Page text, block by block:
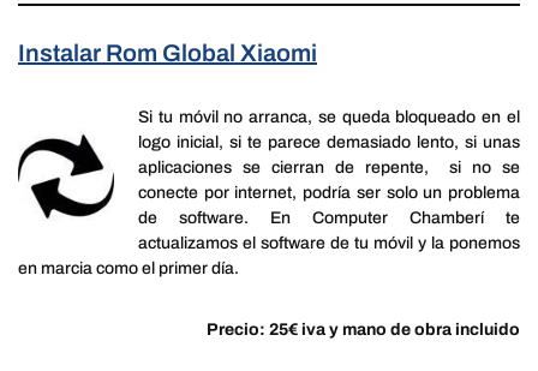
Instalar Rom Global Xiaomi
Si tu móvil no arranca, se queda bloqueado en el
logo inicial, si te parece demasiado lento, si unas
aplicaciones se cierran de repente, si no se
conecte por internet, podría ser solo un problema
de software. En Computer Chamberí te
actualizamos el software de tu móvil y la ponemos
en marcia como el primer día.
Precio: 25€ iva y mano de obra incluido